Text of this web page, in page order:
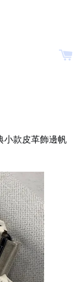
小款皮革飾邊帆